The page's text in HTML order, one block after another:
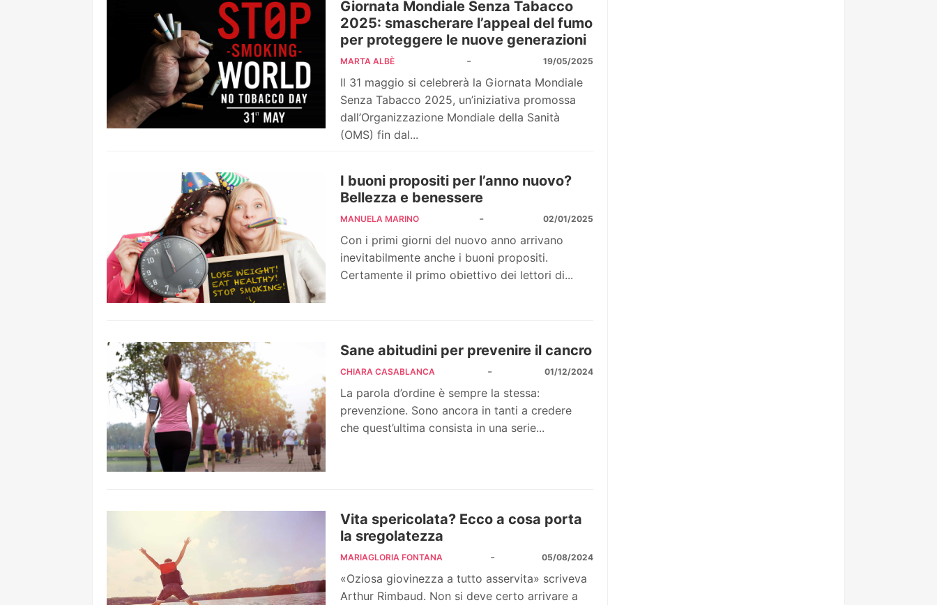
Giornata Mondiale Senza Tabacco
2025: smascherare l’appeal del fumo
per proteggere le nuove generazioni
MARTA ALBÈ - 19/05/2025
Il 31 maggio si celebrerà la Giornata Mondiale
Senza Tabacco 2025, un’iniziativa promossa
dall’Organizzazione Mondiale della Sanità
(OMS) fin dal...
I buoni propositi per l’anno nuovo?
Bellezza e benessere
MANUELA MARINO - 02/01/2025
Con i primi giorni del nuovo anno arrivano
inevitabilmente anche i buoni propositi.
Certamente il primo obiettivo dei lettori di...
Sane abitudini per prevenire il cancro
CHIARA CASABLANCA - 01/12/2024
La parola d’ordine è sempre la stessa:
prevenzione. Sono ancora in tanti a credere
che quest’ultima consista in una serie...
Vita spericolata? Ecco a cosa porta
la sregolatezza
MARIAGLORIA FONTANA - 05/08/2024
«Oziosa giovinezza a tutto asservita» scriveva
Arthur Rimbaud. Non si deve certo arrivare a